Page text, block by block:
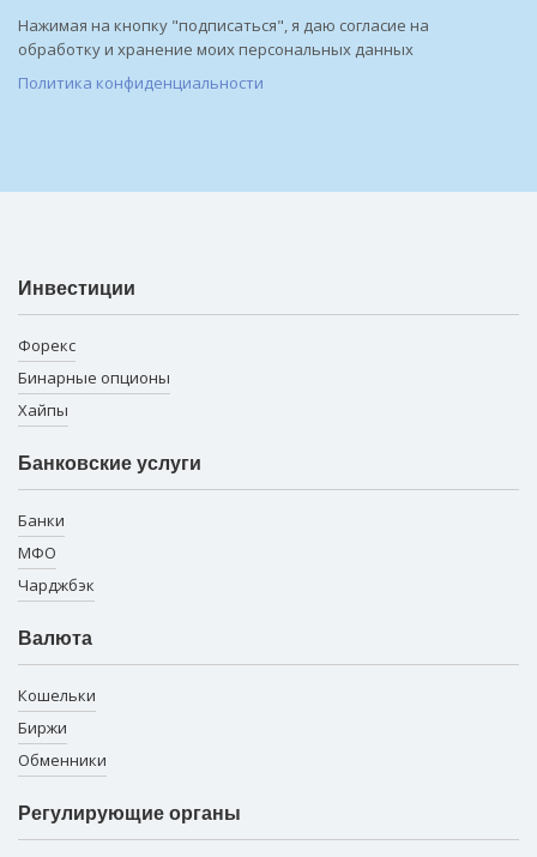
Нажимая на кнопку "подписаться", я даю согласие на
обработку и хранение моих персональных данных
Политика конфиденциальности
Инвестиции
Форекс
Бинарные опционы
Хайпы
Банковские услуги
Банки
МФО
Чарджбэк
Валюта
Кошельки
Биржи
Обменники
Регулирующие органы